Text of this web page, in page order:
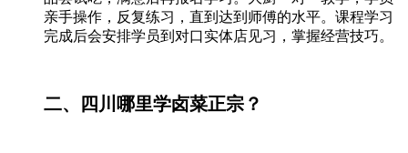
亲手操作，反复练习，直到达到师傅的水平。课程学习
完成后会安排学员到对口实体店见习，掌握经营技巧。
二、四川哪里学卤菜正宗？